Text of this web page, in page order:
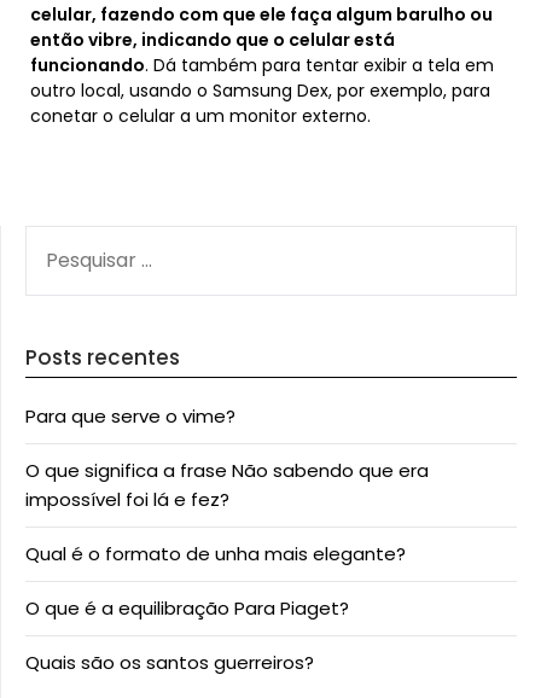
celular, fazendo com que ele faça algum barulho ou
então vibre, indicando que o celular está
funcionando. Dá também para tentar exibir a tela em
outro local, usando o Samsung Dex, por exemplo, para
conetar o celular a um monitor externo.
POR:
Posts recentes
Para que serve o vime?
O que significa a frase Não sabendo que era
impossível foi lá e fez?
Qual é o formato de unha mais elegante?
O que é a equilibração Para Piaget?
Quais são os santos guerreiros?